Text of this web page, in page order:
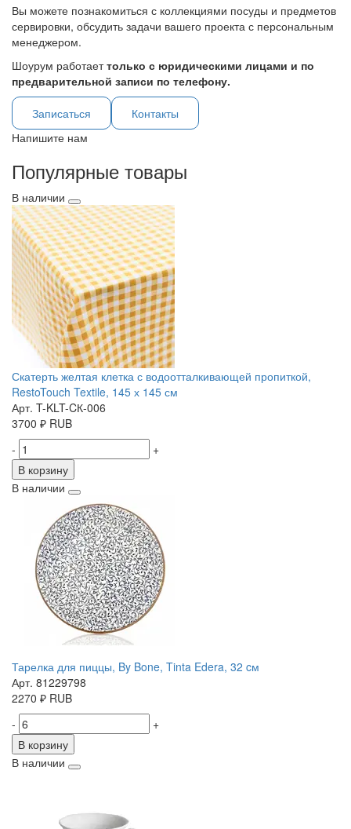
Вы можете познакомиться с коллекциями посуды и предметов
сервировки, обсудить задачи вашего проекта с персональным
менеджером.
Шоурум работаеттолько с юридическими лицами и по
предварительной записи по телефону.
Записаться
Контакты
Напишите нам
Популярные товары
В наличии
Скатерть желтая клетка с водоотталкивающей пропиткой,
RestoTouch Textile, 145 х 145 см
Арт. T-KLT-CК-006
3700 ₽ RUB
-
+
В корзину
В наличии
Тарелка для пиццы, By Bone, Tinta Edera, 32 cм
Арт. 81229798
2270 ₽ RUB
-
+
В корзину
В наличии